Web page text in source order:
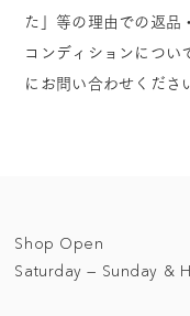
た」等の理由での返品
コンディションについ
にお問い合わせくださ
Shop Open
Saturday — Sunday &